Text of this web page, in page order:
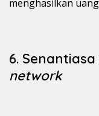
menghasilkan
6.
network